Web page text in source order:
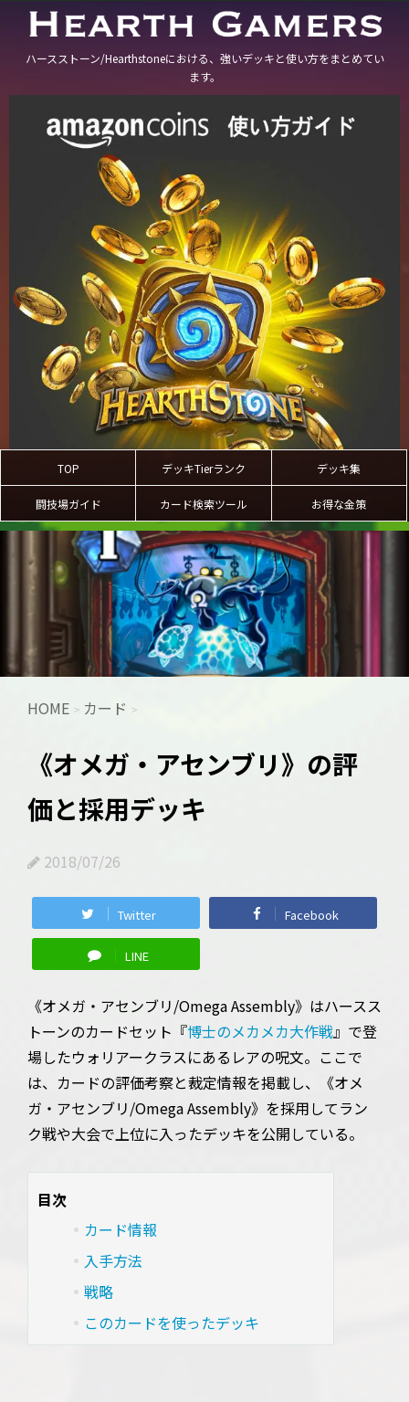
ハースストーン/Hearthstoneにおける、強いデッキと使い方をまとめてい
ます。
TOP デッキTierランク デッキ集
闘技場ガイド カード検索ツール お得な金策
HOME > カード >
《オメガ・アセンブリ》の評
価と採用デッキ
2018/07/26
Twitter Facebook
LINE
《オメガ・アセンブリ/Omega Assembly》はハースス
トーンのカードセット『博士のメカメカ大作戦』で登
場したウォリアークラスにあるレアの呪文。ここで
は、カードの評価考察と裁定情報を掲載し、《オメ
ガ・アセンブリ/Omega Assembly》を採用してラン
ク戦や大会で上位に入ったデッキを公開している。
目次
カード情報
入手方法
戦略
このカードを使ったデッキ